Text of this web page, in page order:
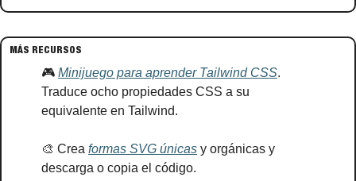
MÁS RECURSOS
🎮 Minijuego para aprender Tailwind CSS.
Traduce ocho propiedades CSS a su
equivalente en Tailwind.
🎨 Crea formas SVG únicas y orgánicas y
descarga o copia el código.